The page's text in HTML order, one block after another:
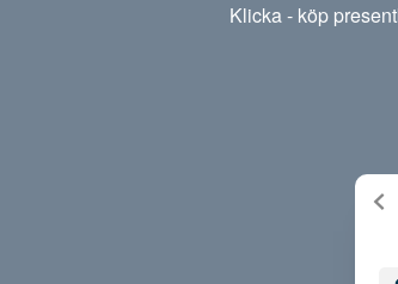
Klicka - köp